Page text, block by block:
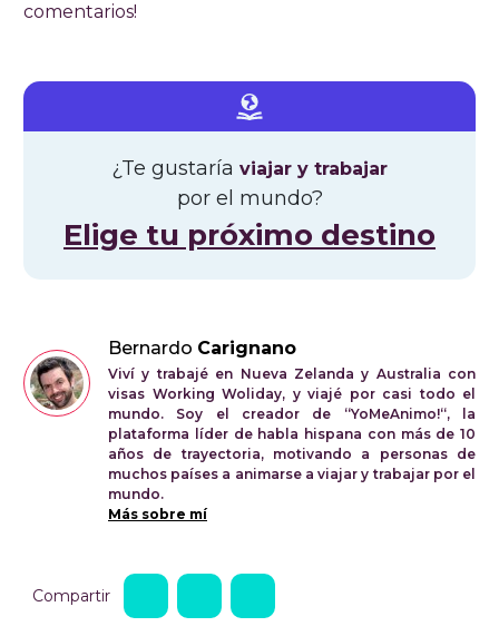
comentarios!
¿Te gustaría viajar y trabajar
por el mundo?
Elige tu próximo destino
Bernardo Carignano
Viví y trabajé en Nueva Zelanda y Australia con
visas Working Woliday, y viajé por casi todo el
mundo. Soy el creador de “YoMeAnimo!“, la
plataforma líder de habla hispana con más de 10
años de trayectoria, motivando a personas de
muchos países a animarse a viajar y trabajar por el
mundo.
Más sobre mí
Compartir